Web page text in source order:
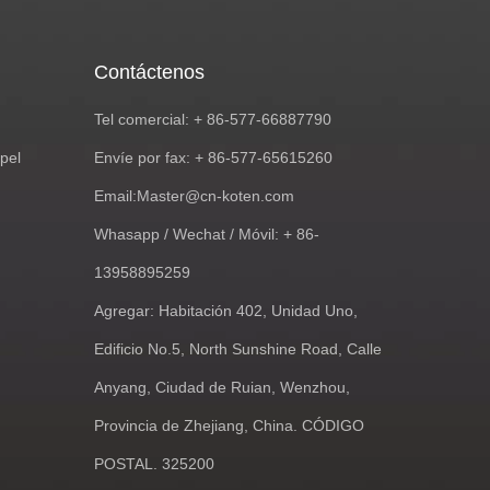
Contáctenos
Tel comercial: + 86-577-66887790
Envíe por fax: + 86-577-65615260
Email:Master@cn-koten.com
Whasapp / Wechat / Móvil: + 86-
13958895259
Agregar: Habitación 402, Unidad Uno,
Edificio No.5, North Sunshine Road, Calle
Anyang, Ciudad de Ruian, Wenzhou,
Provincia de Zhejiang, China. CÓDIGO
POSTAL. 325200